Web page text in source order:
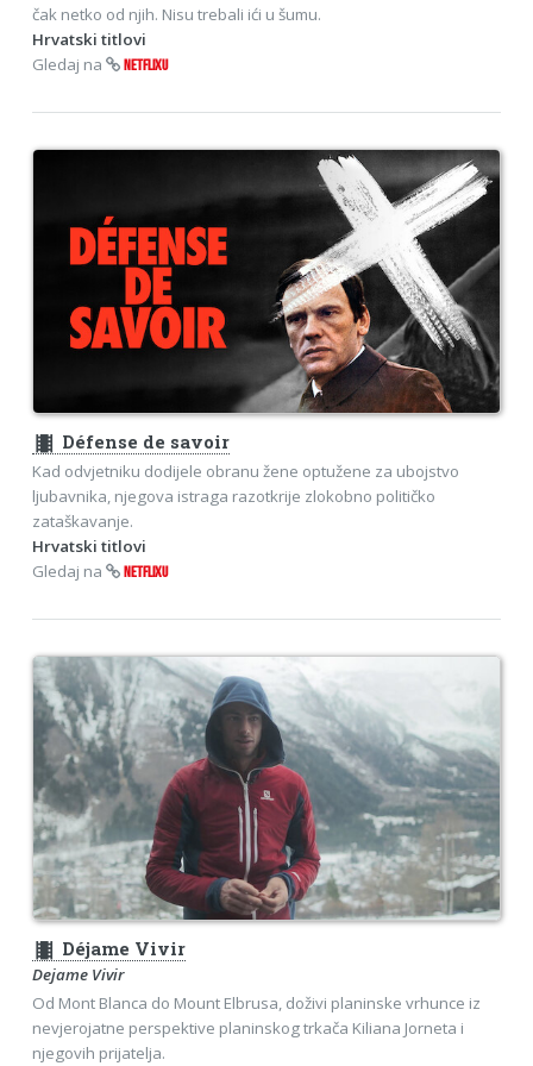
čak netko od njih. Nisu trebali ići u šumu.
Hrvatski titlovi
Gledaj na
NETFLIXU
theaters Défense de savoir
Kad odvjetniku dodijele obranu žene optužene za ubojstvo
ljubavnika, njegova istraga razotkrije zlokobno političko
zataškavanje.
Hrvatski titlovi
Gledaj na
NETFLIXU
theaters Déjame Vivir
Dejame Vivir
Od Mont Blanca do Mount Elbrusa, doživi planinske vrhunce iz
nevjerojatne perspektive planinskog trkača Kiliana Jorneta i
njegovih prijatelja.